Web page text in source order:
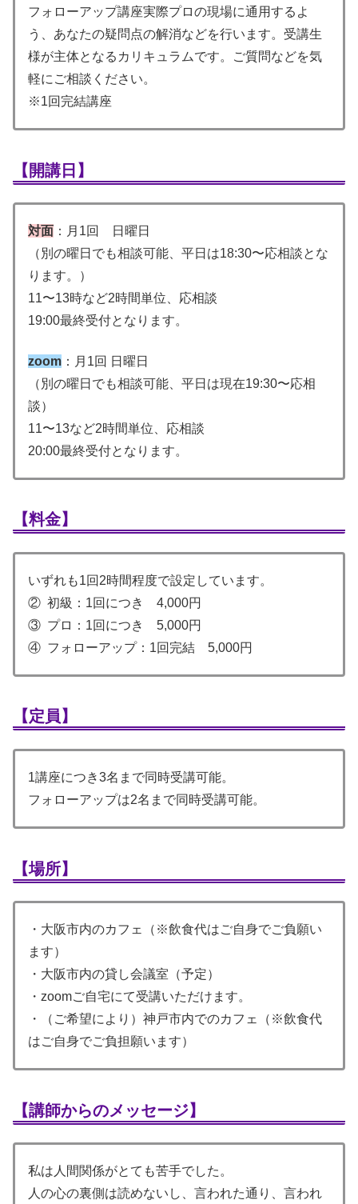
フォローアップ講座実際プロの現場に通用するよ
う、あなたの疑問点の解消などを行います。受講生
様が主体となるカリキュラムです。ご質問などを気
軽にご相談ください。
※1回完結講座
【開講日】
対面 ：月1回 日曜日
（別の曜日でも相談可能、平日は18:30〜応相談とな
ります。）
11〜13時など2時間単位、応相談
19:00最終受付となります。
zoom ：月1回 日曜日
（別の曜日でも相談可能、平日は現在19:30〜応相
談）
11〜13など2時間単位、応相談
20:00最終受付となります。
【料金】
いずれも1回2時間程度で設定しています。
② 初級：1回につき 4,000円
③ プロ：1回につき 5,000円
④ フォローアップ：1回完結 5,000円
【定員】
1講座につき3名まで同時受講可能。
フォローアップは2名まで同時受講可能。
【場所】
・大阪市内のカフェ（※飲食代はご自身でご負願い
ます）
・大阪市内の貸し会議室（予定）
・zoomご自宅にて受講いただけます。
・（ご希望により）神戸市内でのカフェ（※飲食代
はご自身でご負担願います）
【講師からのメッセージ】
私は人間関係がとても苦手でした。
人の心の裏側は読めないし、言われた通り、言われ